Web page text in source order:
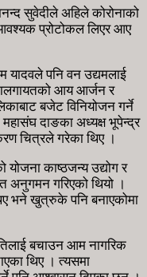
सुवेदीले अहिले कोरोनाको
आवश्यक प्रोटोकल लिएर आए
यादवले पनि वन उद्यमलाई
आय आर्जन र
बजेट विनियोजन गर्ने
दाङका अध्यक्ष भूपेन्द्र
चित्रले गरेका थिए ।
काष्ठजन्य उद्योग र
अनुगमन गरिएको थियो ।
भने खुत्रुके पनि बनाएकोमा
बचाउन आम नागरिक
थिए । त्यसमा